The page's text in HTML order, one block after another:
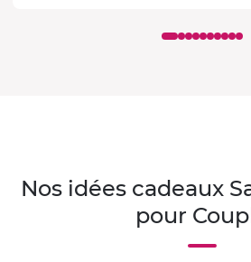
Nos idées cadeaux
pour